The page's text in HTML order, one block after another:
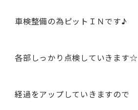
車検整備の為ピットＩＮです♪
各部しっかり点検していきます☆
経過をアップしていきますので